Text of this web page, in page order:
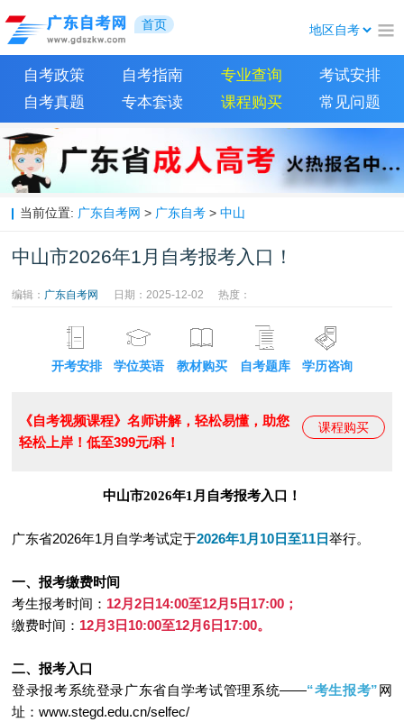
首页
自考政策 自考指南 专业查询
考试安排
自考真题
专本套读 课程购买 常见问题
当前位置: 广东自考网 > 广东自考> 中山
中山市2026年1月自考报考入口！
编辑： 广东自考网 日期：2025-12-02 热度：
开考安排 学位英语 教材购买 自考题库 学历咨询
课程购买
《自考视频课程》名师讲解，轻松易懂，助您
轻松上岸！低至399元/科！
中山市2026年1月自考报考入口！
广东省2026年1月自学考试定于2026年1月10日至11日举行。
一、报考缴费时间
考生报考时间： 12月2日14:00至12月5日17:00；
缴费时间： 12月3日10:00至12月6日17:00。
二、报考入口
登录报考系统登录广东省自学考试管理系统——“考生报考” 网
址：www.stegd.edu.cn/selfec/